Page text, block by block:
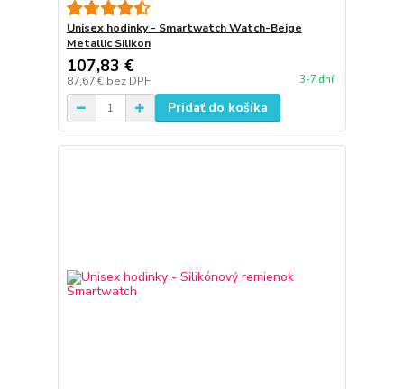
Unisex hodinky - Smartwatch Watch-Beige
Metallic Silikon
107,83 €
87,67 € bez DPH 3-7 dní
Pridať do košíka